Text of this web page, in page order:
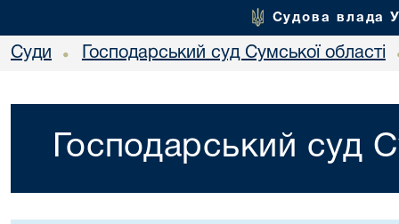
Судова влада
Суди • Господарський суд Сумської області
Господарський суд